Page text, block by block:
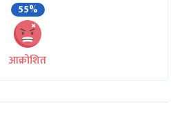
55%
आक्रोशित